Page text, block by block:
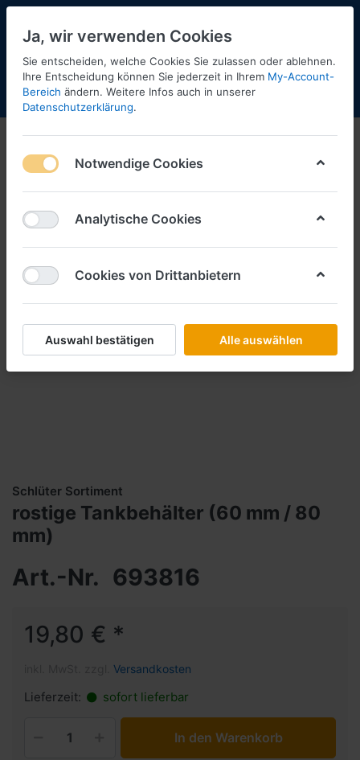
Menü Anmelden Shopaktualisierung
Schlüter Sortiment
rostige Tankbehälter (60 mm / 80
mm)
Art.-Nr. 693816
19,80 € *
Versandkosten
Lieferzeit: sofort lieferbar
In den Warenkorb
Ja, wir verwenden Cookies
Sie entscheiden, welche Cookies Sie zulassen oder ablehnen.
Ihre Entscheidung können Sie jederzeit in Ihrem My-Account-
Bereich ändern. Weitere Infos auch in unserer
Datenschutzerklärung.
Notwendige Cookies
Analytische Cookies
Cookies von Drittanbietern
Auswahl bestätigen Alle auswählen